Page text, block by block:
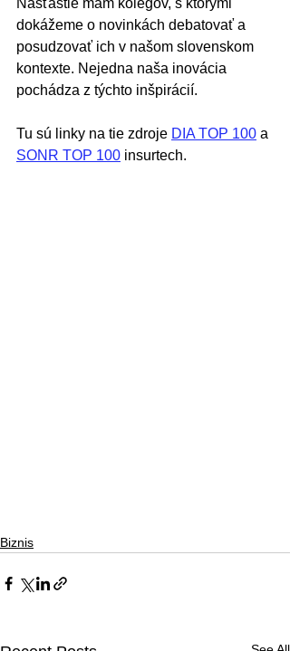
Našťastie mám kolegov, s ktorými
dokážeme o novinkách debatovať a
posudzovať ich v našom slovenskom
kontexte. Nejedna naša inovácia
pochádza z týchto inšpirácií.
Tu sú linky na tie zdroje DIA TOP 100 a
SONR TOP 100 insurtech.
Biznis